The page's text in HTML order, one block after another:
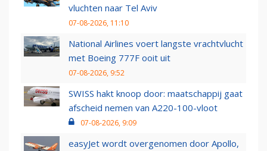
vluchten naar Tel Aviv
07-08-2026, 11:10
National Airlines voert langste vrachtvlucht
met Boeing 777F ooit uit
07-08-2026, 9:52
SWISS hakt knoop door: maatschappij gaat
afscheid nemen van A220-100-vloot
07-08-2026, 9:09
easyJet wordt overgenomen door Apollo,